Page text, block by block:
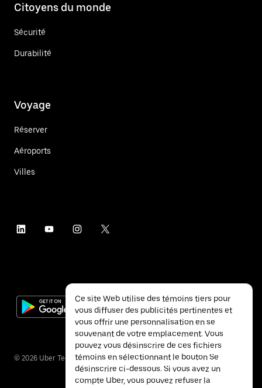
Citoyens du monde
Sécurité
Durabilité
Voyage
Réserver
Aéroports
Villes
© 2026 Uber Technologies inc.
Ce site Web utilise des témoins tiers pour
vous diffuser des publicités pertinentes et
vous offrir une personnalisation en se
souvenant de votre emplacement. Vous
pouvez vous désinscrire de ces fichiers
témoins en sélectionnant le bouton Se
désinscrire ci-dessous. Si vous avez un
compte Uber, vous pouvez refuser la